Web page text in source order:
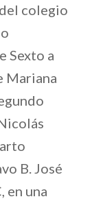
colegio
Sexto a
Mariana
B. José
en una